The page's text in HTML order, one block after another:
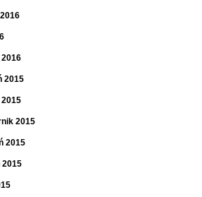
2015
2015
2015
2015